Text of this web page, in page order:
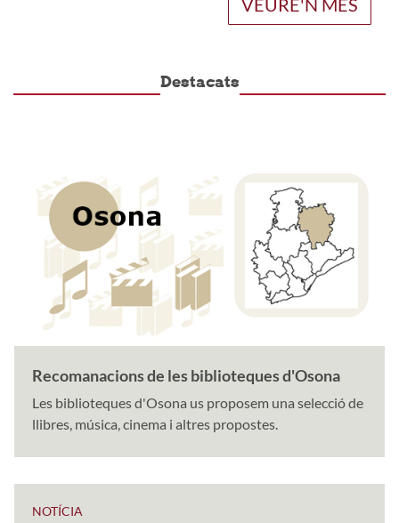
Destacats
Recomanacions de les biblioteques d'Osona
Les biblioteques d'Osona us proposem una selecció de
llibres, música, cinema i altres propostes.
NOTÍCIA